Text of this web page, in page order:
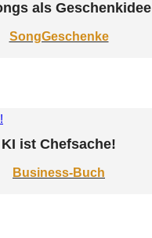
als Geschenkidee
SongGeschenke
KI ist Chefsache!
Business-Buch